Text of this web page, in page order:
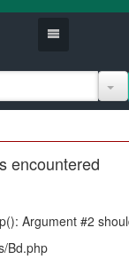
encountered
Argument #2
Bd.php